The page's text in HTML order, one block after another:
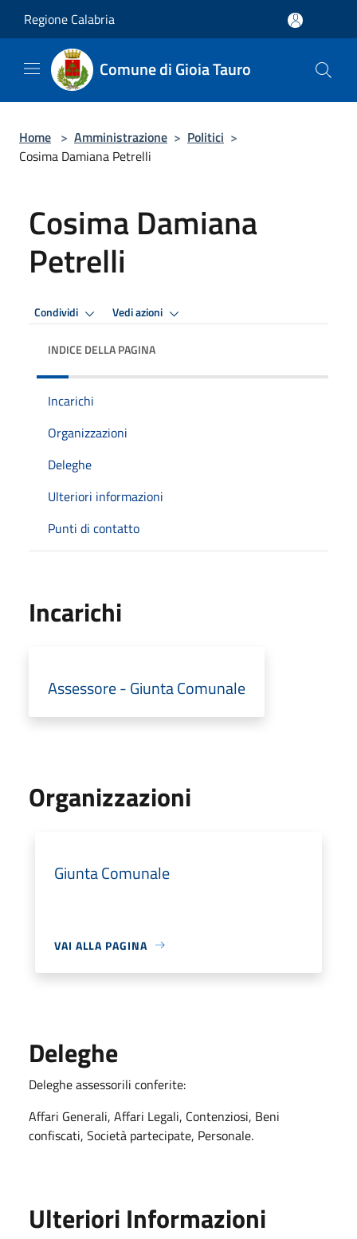
Regione Calabria
Comune di Gioia Tauro
Home > Amministrazione > Politici >
Cosima Damiana Petrelli
Cosima Damiana
Petrelli
Condividi Vedi azioni
INDICE DELLA PAGINA
Incarichi
Organizzazioni
Deleghe
Ulteriori informazioni
Punti di contatto
Incarichi
Assessore - Giunta Comunale
Organizzazioni
Giunta Comunale
VAI ALLA PAGINA
Deleghe
Deleghe assessorili conferite:
Affari Generali, Affari Legali, Contenziosi, Beni
confiscati, Società partecipate, Personale.
Ulteriori Informazioni